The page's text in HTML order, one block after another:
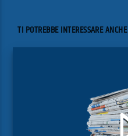
TI POTREBBE INTERESSARE ANCHE